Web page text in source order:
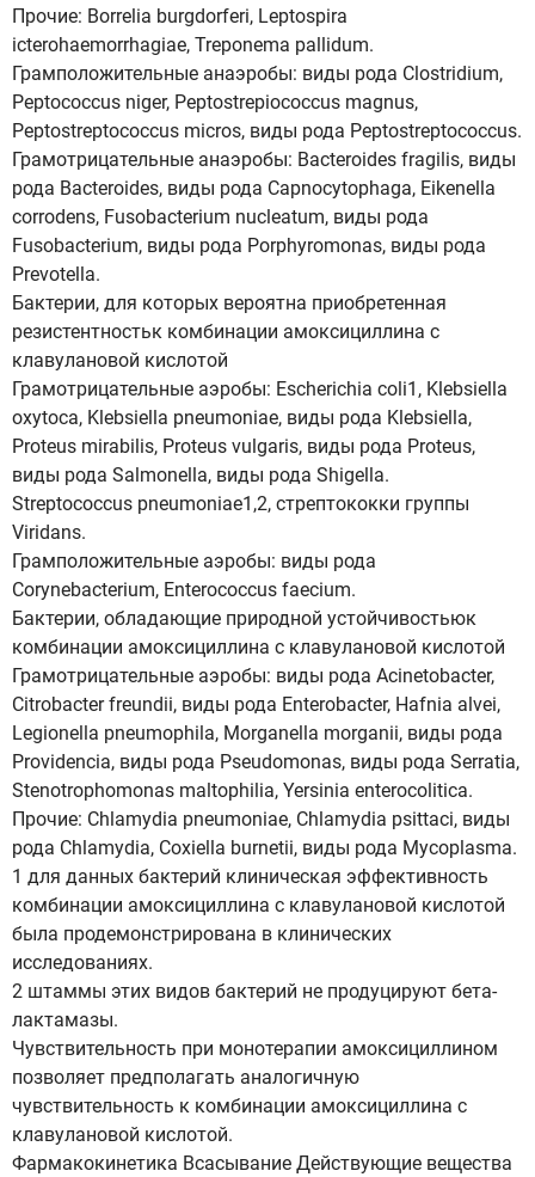
Прочие: Borrelia burgdorferi, Leptospira
icterohaemorrhagiae, Treponema pallidum.
Грамположительные анаэробы: виды рода Clostridium,
Peptococcus niger, Peptostrepiococcus magnus,
Peptostreptococcus micros, виды рода Peptostreptococcus.
Грамотрицательные анаэробы: Вactеrоides fragilis, виды
рода Bacteroides, виды рода Capnocytophaga, Eikenella
corrodens, Fusobacterium nucleatum, виды рода
Fusobacterium, виды рода Porphyromonas, виды рода
Prevotella.
Бактерии, для которых вероятна приобретенная
резистентностьк комбинации амоксициллина с
клавулановой кислотой
Грамотрицательные аэробы: Escherichia соli1, Klebsiella
oxytoca, Klebsiella pneumoniae, виды рода Klebsiella,
Proteus mirabilis, Proteus vulgaris, виды рода Proteus,
виды рода Salmonella, виды рода Shigella.
Streptococcus pneumoniae1,2, стрептококки группы
Viridans.
Грамположительные аэробы: виды рода
Corynebacterium, Enterосоccus faecium.
Бактерии, обладающие природной устойчивостьюк
комбинации амоксициллина с клавулановой кислотой
Грамотрицательные аэробы: виды рода Acinetobacter,
Сitrobacter freundii, виды рода Enterobacter, Hafnia alvei,
Legionella pneumophila, Morganella morganii, виды рода
Providencia, виды рода Pseudomonas, виды рода Serratia,
Stenotrophomonas maltophilia, Yersinia enterocolitica.
Прочие: Chlamydia pneumoniae, Chlamydia psittaci, виды
рода Chlamydia, Coxiella burnetii, виды рода Mycoplasma.
1 для данных бактерий клиническая эффективность
комбинации амоксициллина с клавулановой кислотой
была продемонстрирована в клинических
исследованиях.
2 штаммы этих видов бактерий не продуцируют бета-
лактамазы.
Чувствительность при монотерапии амоксициллином
позволяет предполагать аналогичную
чувствительность к комбинации амоксициллина с
клавулановой кислотой.
Фармакокинетика Всасывание Действующие вещества